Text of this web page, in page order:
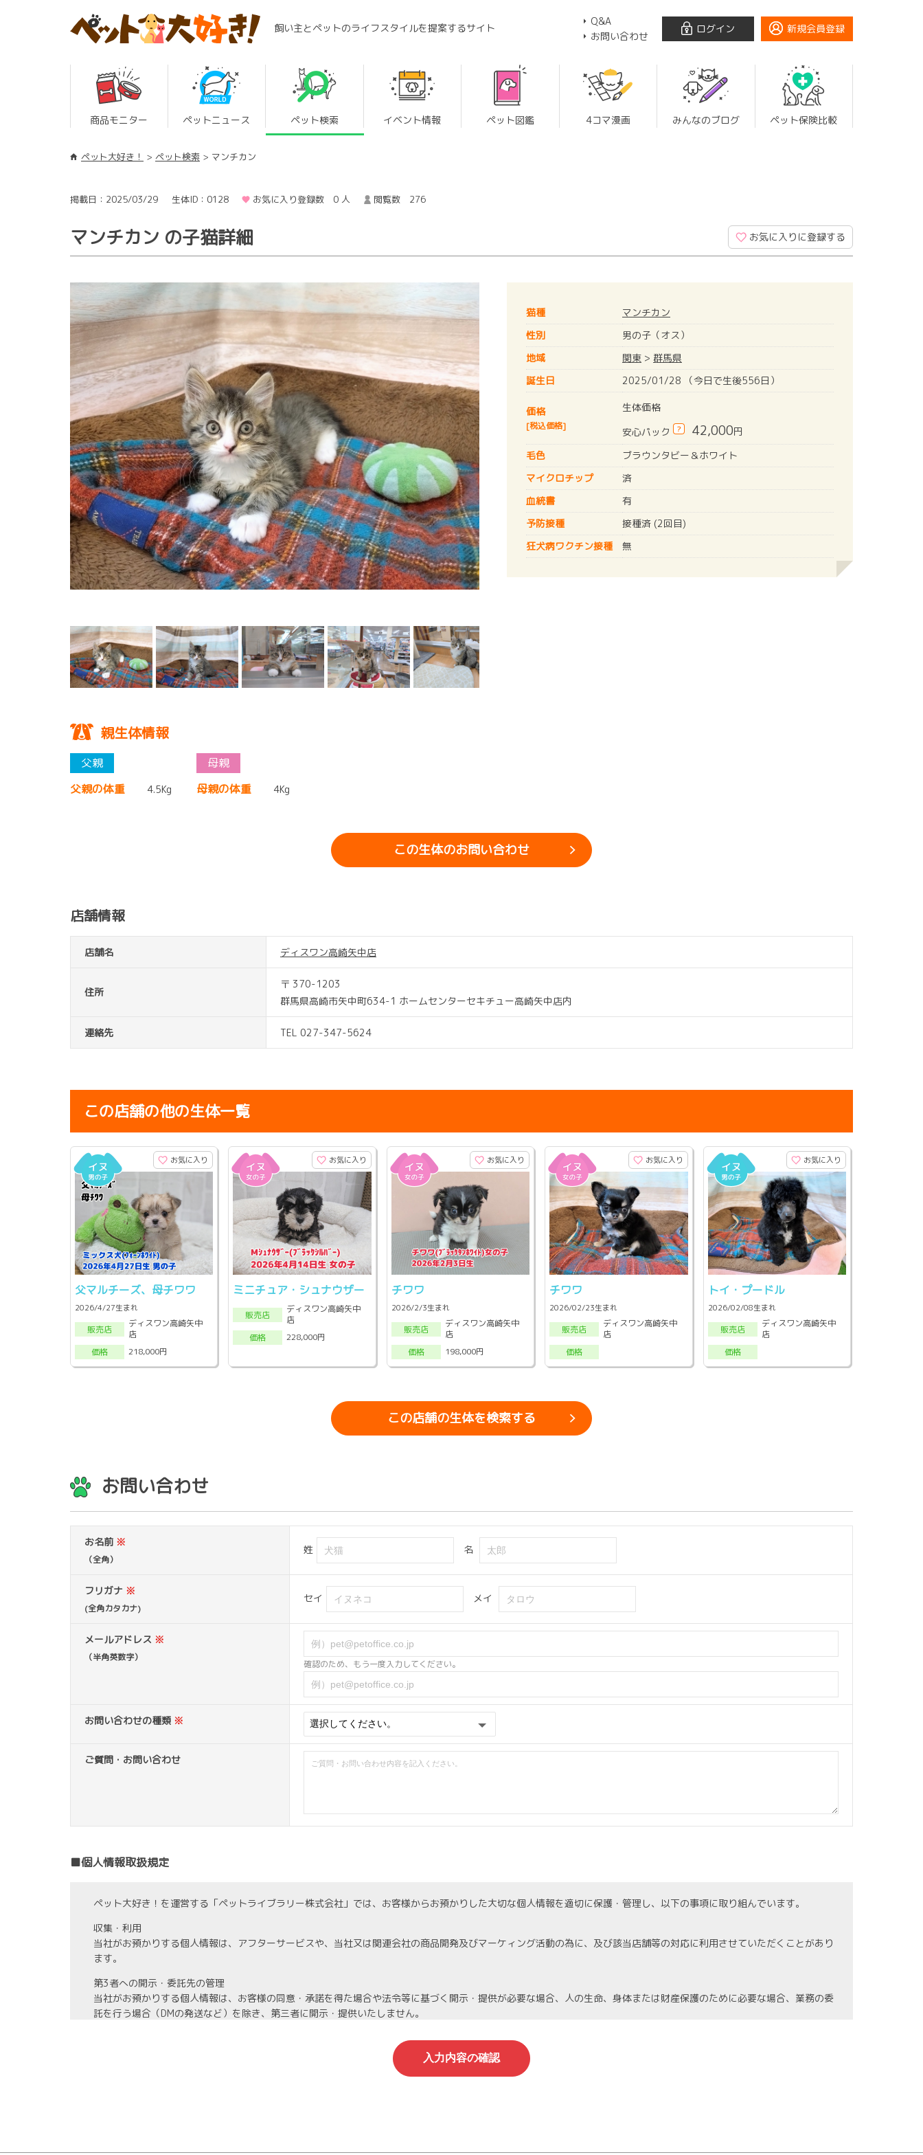
飼い主とペットのライフスタイルを提案するサイト
Q&A
お問い合わせ
ログイン 新規会員登録
商品モニター ペットニュース ペット検索 イベント情報 ペット図鑑 4コマ漫画 みんなのブログ ペット保険比較
ペット大好き！ ペット検索 マンチカン
掲載日：2025/03/29 生体ID：0128 お気に入り登録数 0 人 閲覧数 276
マンチカン の子猫詳細 お気に入りに登録する
猫種
マンチカン
性別
男の子（オス）
地域
関東 > 群馬県
誕生日
2025/01/28 （今日で生後556日）
価格
[税込価格]
生体価格
安心パック
? 42,000円
毛色
ブラウンタビー＆ホワイト
マイクロチップ
済
血統書
有
予防接種
接種済 (2回目)
狂犬病ワクチン接種 無
親生体情報
父親の体重 4.5Kg 母親の体重 4Kg
この生体のお問い合わせ
店舗情報
店舗名 ディスワン高崎矢中店
住所
〒 370-1203
群馬県高崎市矢中町634-1 ホームセンターセキチュー高崎矢中店内
連絡先 TEL 027-347-5624
この店舗の他の生体一覧
お気に入り
父マルチーズ、母チワワ
2026/4/27生まれ
販売店
ディスワン高崎矢中
店
価格
218,000円
お気に入り
ミニチュア・シュナウザー
販売店
ディスワン高崎矢中
店
価格
228,000円
お気に入り
チワワ
2026/2/3生まれ
販売店
ディスワン高崎矢中
店
価格
198,000円
お気に入り
チワワ
2026/02/23生まれ
販売店
ディスワン高崎矢中
店
価格
お気に入り
トイ・プードル
2026/02/08生まれ
販売店
ディスワン高崎矢中
店
価格
この店舗の生体を検索する
お問い合わせ
お名前 ※
（全角）
姓 名
フリガナ ※
(全角カタカナ)
セイ メイ
メールアドレス ※
（半角英数字）
確認のため、もう一度入力してください。
お問い合わせの種類 ※
ご質問・お問い合わせ
■個人情報取扱規定
ペット大好き！を運営する「ペットライブラリー株式会社」では、お客様からお預かりした大切な個人情報を適切に保護・管理し、以下の事項に取り組んでいます。
収集・利用
当社がお預かりする個人情報は、アフターサービスや、当社又は関連会社の商品開発及びマーケィング活動の為に、及び該当店舗等の対応に利用させていただくことがあり
ます。
第3者への開示・委託先の管理
当社がお預かりする個人情報は、お客様の同意・承諾を得た場合や法令等に基づく開示・提供が必要な場合、人の生命、身体または財産保護のために必要な場合、業務の委
託を行う場合（DMの発送など）を除き、第三者に開示・提供いたしません。
当社がお預かりする氏名、住所、電話番号等の個人情報は当社が責任を持って管理し、個人情報への不正アクセスや情報の紛失、破壊、漏洩等などの危険防止に努めます。